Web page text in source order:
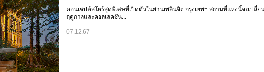
คอนเซปต์สโตร์สุดพิเศษที่เปิดตัวในย่านเพลินจิต กรุงเทพฯ สถานที่แห่งนี้จะเปลี่ย
ฤดูกาลและคอลเลคชั่น...
07.12.67